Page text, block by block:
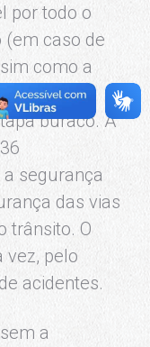
por todo o
(em caso de
como a
buraco. A
segurança
das vias
trânsito. O
vez, pelo
acidentes.
a